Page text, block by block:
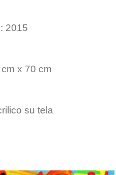
2015
x 70 cm
su tela